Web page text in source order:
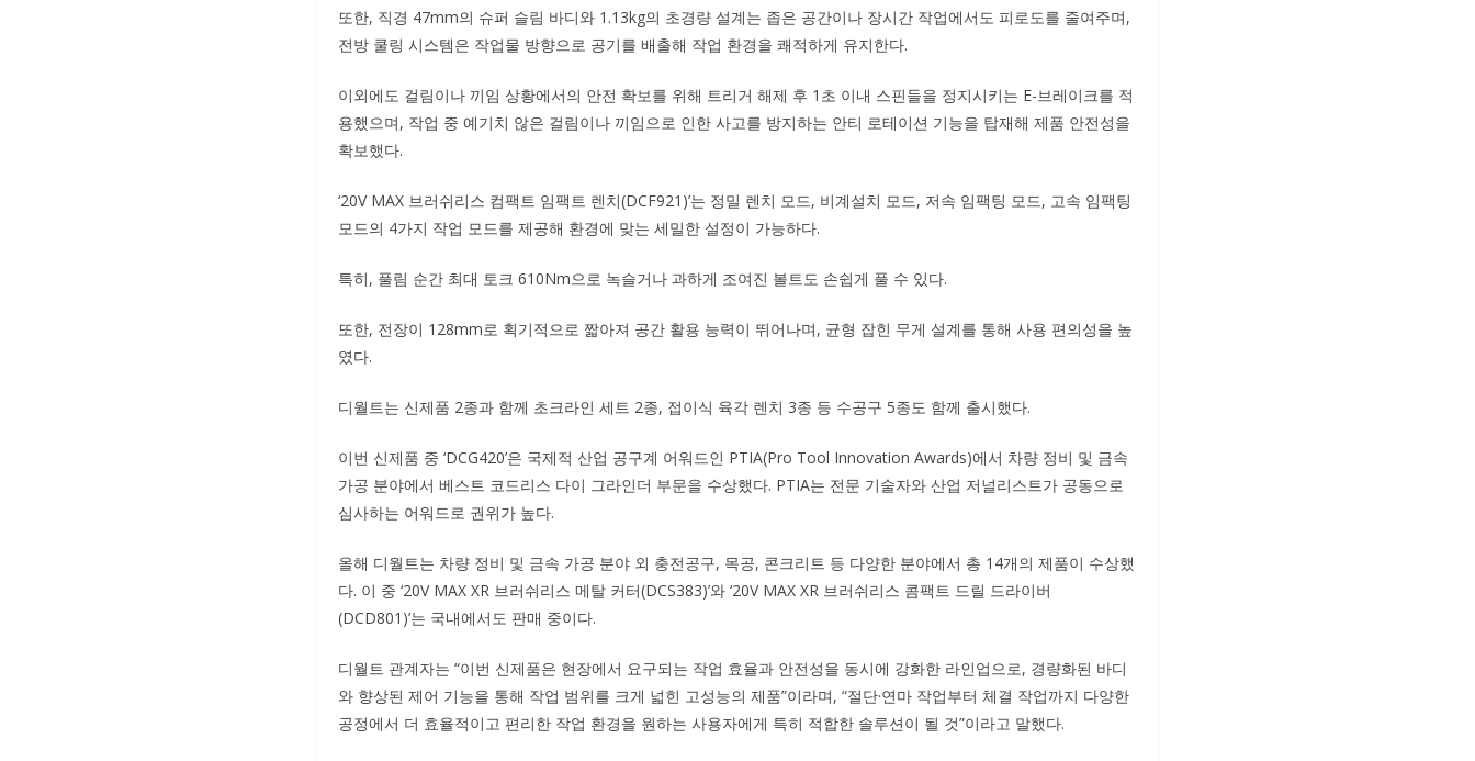
또한, 직경 47mm의 슈퍼 슬림 바디와 1.13kg의 초경량 설계는 좁은 공간이나 장시간 작업에서도 피로도를 줄여주며,
전방 쿨링 시스템은 작업물 방향으로 공기를 배출해 작업 환경을 쾌적하게 유지한다.
이외에도 걸림이나 끼임 상황에서의 안전 확보를 위해 트리거 해제 후 1초 이내 스핀들을 정지시키는 E-브레이크를 적
용했으며, 작업 중 예기치 않은 걸림이나 끼임으로 인한 사고를 방지하는 안티 로테이션 기능을 탑재해 제품 안전성을
확보했다.
‘20V MAX 브러쉬리스 컴팩트 임팩트 렌치(DCF921)’는 정밀 렌치 모드, 비계설치 모드, 저속 임팩팅 모드, 고속 임팩팅
모드의 4가지 작업 모드를 제공해 환경에 맞는 세밀한 설정이 가능하다.
특히, 풀림 순간 최대 토크 610Nm으로 녹슬거나 과하게 조여진 볼트도 손쉽게 풀 수 있다.
또한, 전장이 128mm로 획기적으로 짧아져 공간 활용 능력이 뛰어나며, 균형 잡힌 무게 설계를 통해 사용 편의성을 높
였다.
디월트는 신제품 2종과 함께 초크라인 세트 2종, 접이식 육각 렌치 3종 등 수공구 5종도 함께 출시했다.
이번 신제품 중 ‘DCG420’은 국제적 산업 공구계 어워드인 PTIA(Pro Tool Innovation Awards)에서 차량 정비 및 금속
가공 분야에서 베스트 코드리스 다이 그라인더 부문을 수상했다. PTIA는 전문 기술자와 산업 저널리스트가 공동으로
심사하는 어워드로 권위가 높다.
올해 디월트는 차량 정비 및 금속 가공 분야 외 충전공구, 목공, 콘크리트 등 다양한 분야에서 총 14개의 제품이 수상했
다. 이 중 ‘20V MAX XR 브러쉬리스 메탈 커터(DCS383)’와 ‘20V MAX XR 브러쉬리스 콤팩트 드릴 드라이버
(DCD801)’는 국내에서도 판매 중이다.
디월트 관계자는 “이번 신제품은 현장에서 요구되는 작업 효율과 안전성을 동시에 강화한 라인업으로, 경량화된 바디
와 향상된 제어 기능을 통해 작업 범위를 크게 넓힌 고성능의 제품”이라며, “절단·연마 작업부터 체결 작업까지 다양한
공정에서 더 효율적이고 편리한 작업 환경을 원하는 사용자에게 특히 적합한 솔루션이 될 것”이라고 말했다.